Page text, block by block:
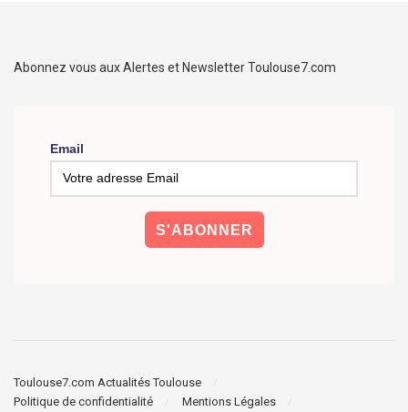
Abonnez vous aux Alertes et Newsletter Toulouse7.com
Email
Toulouse7.com Actualités Toulouse
Politique de confidentialité
Mentions Légales